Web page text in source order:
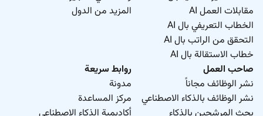
مقابلات العمل AI
الخطاب التعريفي بال AI
التحقق من الراتب بال AI
خطاب الاستقالة بال AI
المزيد من الدول
صاحب العمل
نشر الوظائف مجاناً
نشر الوظائف بالذكاء الاصطناعي
روابط سريعة
مدونة
مركز المساعدة